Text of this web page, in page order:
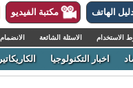
الهاتف مكتبة الفيديو
الاسئلة الشائعة الانضمام
اخبار التكنولوجيا الكاريكاتير